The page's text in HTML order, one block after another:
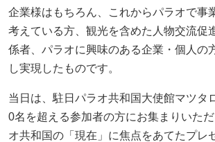
企業様はもちろん、これからパラオで事
考えている方、観光を含めた人物交流促
係者、パラオに興味のある企業・個人の
し実現したものです。
当日は、駐日パラオ共和国大使館マツタ
0名を超える参加者の方にお集まりいた
オ共和国の「現在」に焦点をあてたプレ